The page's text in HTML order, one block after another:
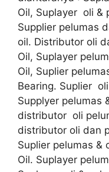
Oil, Suplayer oli &
Supplier pelumas
oil. Distributor oli
Oil, Suplayer
Oil, Suplier
Bearing. Suplier
Supplyer pelumas
distributor oli
distributor oli dan
Suplier pelumas &
Oil. Suplayer